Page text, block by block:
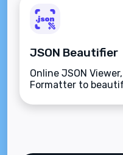
JSON Beautifier
Online JSON
Formatter to